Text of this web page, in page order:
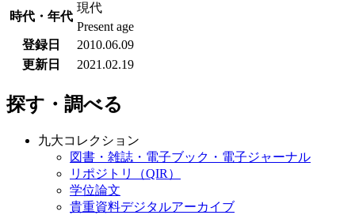
時代・年代
現代
Present age
登録日
2010.06.09
更新日
2021.02.19
探す・調べる
九大コレクション
図書・雑誌・電子ブック・電子ジャーナル
リポジトリ（QIR）
学位論文
貴重資料デジタルアーカイブ